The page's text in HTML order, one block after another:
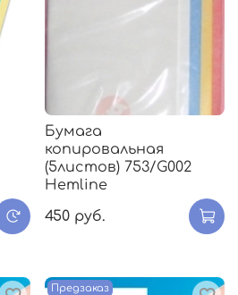
Бумага
копировальная
(5листов) 753/G002
Hemline
450 руб.
Предзаказ